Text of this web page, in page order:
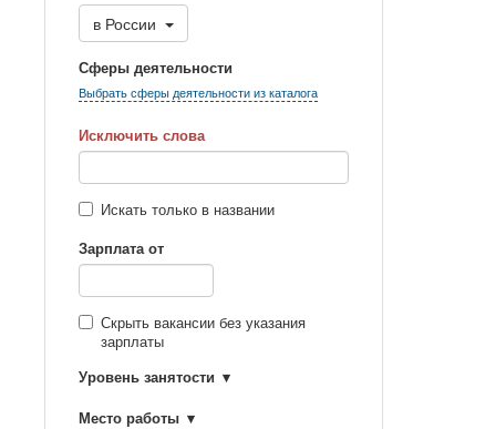
в России
Сферы деятельности
Выбрать сферы деятельности из каталога
Исключить слова
Искать только в названии
Зарплата от
Скрыть вакансии без указания
зарплаты
Уровень занятости
Место работы